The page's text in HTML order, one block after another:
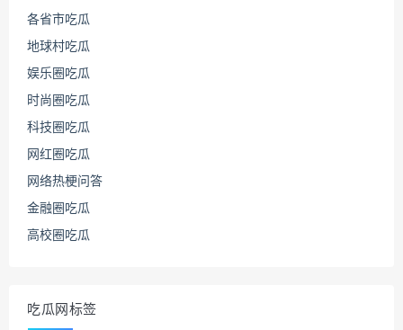
各省市吃瓜
地球村吃瓜
娱乐圈吃瓜
时尚圈吃瓜
科技圈吃瓜
网红圈吃瓜
网络热梗问答
金融圈吃瓜
高校圈吃瓜
吃瓜网标签